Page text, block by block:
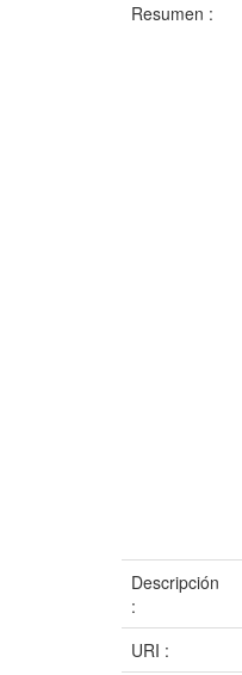
Resumen :
Descripción
:
URI :